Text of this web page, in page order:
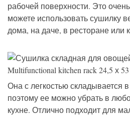
рабочей поверхности. Это
можете использовать сушилку
дома, на даче, в ресторане или
Она с легкостью складывается
поэтому ее можно убрать в
кухне. Отлично подходит для